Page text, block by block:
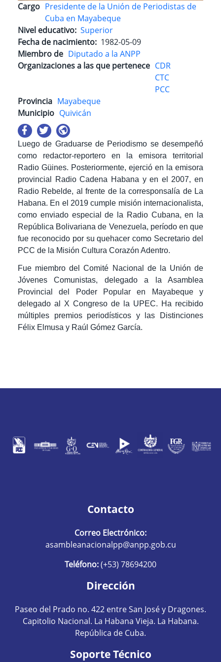
Cargo Presidente de la Unión de Periodistas de
Cuba en Mayabeque
Nivel educativo Superior
Fecha de nacimiento 1982-05-09
Miembro de Diputado a la ANPP
Organizaciones a las que pertenece CDR
CTC
PCC
Provincia Mayabeque
Municipio Quivicán
Luego de Graduarse de Periodismo se desempeñó
como redactor-reportero en la emisora territorial
Radio Güines. Posteriormente, ejerció en la emisora
provincial Radio Cadena Habana y en el 2007, en
Radio Rebelde, al frente de la corresponsalía de La
Habana. En el 2019 cumple misión internacionalista,
como enviado especial de la Radio Cubana, en la
República Bolivariana de Venezuela, período en que
fue reconocido por su quehacer como Secretario del
PCC de la Misión Cultura Corazón Adentro.
Fue miembro del Comité Nacional de la Unión de
Jóvenes Comunistas, delegado a la Asamblea
Provincial del Poder Popular en Mayabeque y
delegado al X Congreso de la UPEC. Ha recibido
múltiples premios periodísticos y las Distinciones
Félix Elmusa y Raúl Gómez García.
Contacto
Correo Electrónico:
asambleanacionalpp@anpp.gob.cu
Teléfono:(+53) 78694200
Dirección
Paseo del Prado no. 422 entre San José y Dragones.
Capitolio Nacional. La Habana Vieja. La Habana.
República de Cuba.
Soporte Técnico